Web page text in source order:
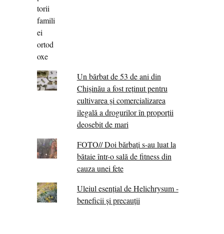
Un bărbat de 53 de ani din
Chișinău a fost reținut pentru
cultivarea și comercializarea
ilegală a drogurilor în proporții
deosebit de mari
FOTO// Doi bărbați s-au luat la
bătaie într-o sală de fitness din
cauza unei fete
Uleiul esențial de Helichrysum -
beneficii și precauții